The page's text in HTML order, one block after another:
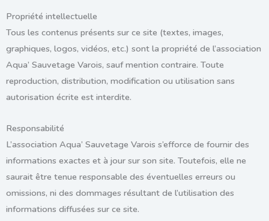
Propriété intellectuelle
Tous les contenus présents sur ce site (textes, images,
graphiques, logos, vidéos, etc.) sont la propriété de l’association
Aqua’ Sauvetage Varois, sauf mention contraire. Toute
reproduction, distribution, modification ou utilisation sans
autorisation écrite est interdite.
Responsabilité
L’association Aqua’ Sauvetage Varois s’efforce de fournir des
informations exactes et à jour sur son site. Toutefois, elle ne
saurait être tenue responsable des éventuelles erreurs ou
omissions, ni des dommages résultant de l’utilisation des
informations diffusées sur ce site.